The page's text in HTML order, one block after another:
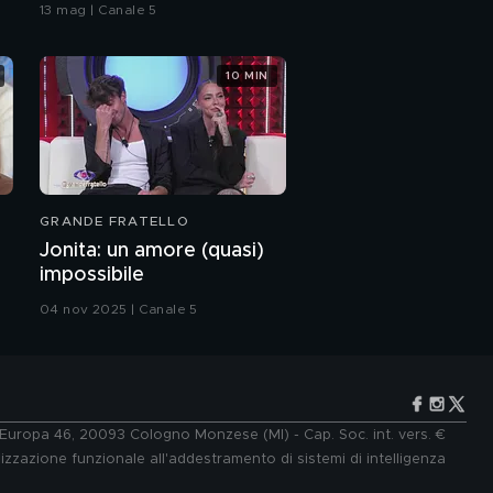
Montano, Bortuzzo e
Antinolfi: i 3
moschettieri in love
Montano, Bortuzzo e
Antinolfi: Alex, il quarto
moschettiere
Antinolfi: "I nostri
Fratello
Aldo Montano: il saluto
13 mag | Canale 5
GRANDE FRATELLO
Jonita: un amore (quasi)
impossibile
04 nov 2025 | Canale 5
10 MIN
46, 20093 Cologno Monzese (MI) - Cap. Soc. int. vers. €
funzionale all'addestramento di sistemi di intelligenza